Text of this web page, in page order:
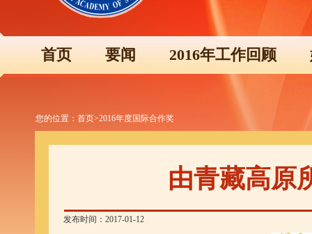
首页 要闻 2016年工作回顾
您的位置： 首页>2016年度国际合作奖
由青藏高原
发布时间：2017-01-12